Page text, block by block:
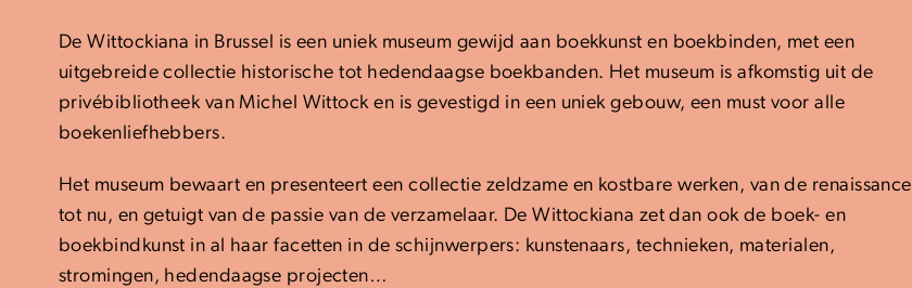
De Wittockiana in Brussel is een uniek museum gewijd aan boekkunst en boekbinden, met een
uitgebreide collectie historische tot hedendaagse boekbanden. Het museum is afkomstig uit de
privébibliotheek van Michel Wittock en is gevestigd in een uniek gebouw, een must voor alle
boekenliefhebbers.
Het museum bewaart en presenteert een collectie zeldzame en kostbare werken, van de renaissance
tot nu, en getuigt van de passie van de verzamelaar. De Wittockiana zet dan ook de boek- en
boekbindkunst in al haar facetten in de schijnwerpers: kunstenaars, technieken, materialen,
stromingen, hedendaagse projecten…